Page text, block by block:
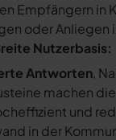
Empfängern in
oder Anliegen
Nutzerbasis:
Antworten,
machen
und
in der